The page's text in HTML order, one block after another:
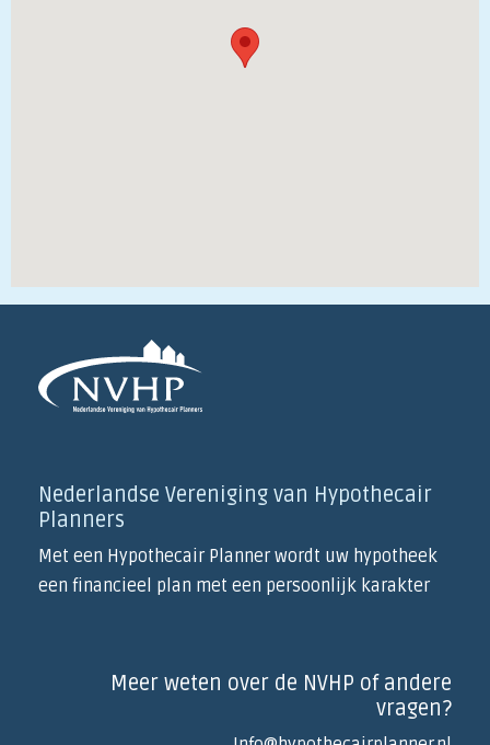
Nederlandse Vereniging van Hypothecair
Planners
Met een Hypothecair Planner wordt uw hypotheek
een financieel plan met een persoonlijk karakter
Meer weten over de NVHP of andere
vragen?